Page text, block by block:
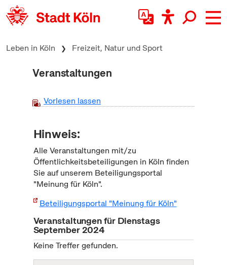
zum Inhalt springen
Leben in Köln Freizeit, Natur und Sport
Veranstaltungen
Vorlesen lassen
Hinweis:
Alle Veranstaltungen mit/zu
Öffentlichkeitsbeteiligungen in Köln finden
Sie auf unserem Beteiligungsportal
"Meinung für Köln".
Beteiligungsportal "Meinung für Köln"
Veranstaltungen für Dienstags
September 2024
Keine Treffer gefunden.